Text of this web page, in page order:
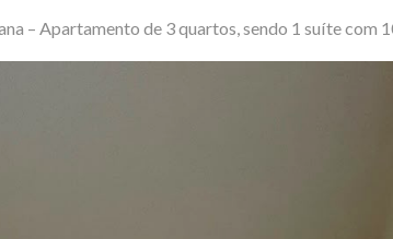
– Apartamento de 3 quartos, sendo 1 suíte com